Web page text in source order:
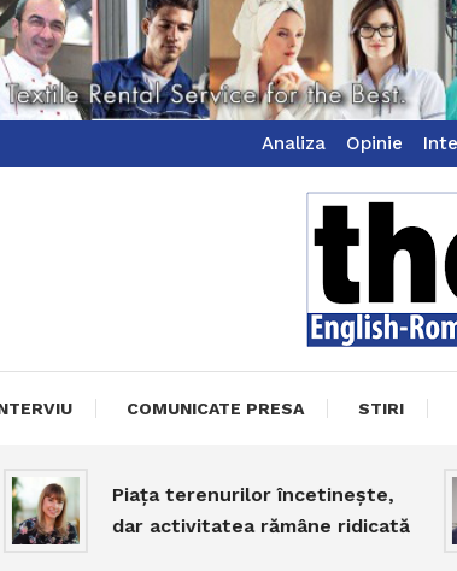
Analiza Opinie
TheBizz
COMUNICATE PRESA STIRI
Piața terenurilor încetinește,
dar activitatea rămâne ridicată